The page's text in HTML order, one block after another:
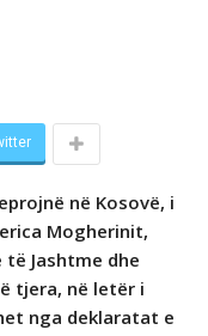
nё Kosovё, i
Mogherinit,
Jashtme dhe
tjera, nё letёr i
nga deklaratat e